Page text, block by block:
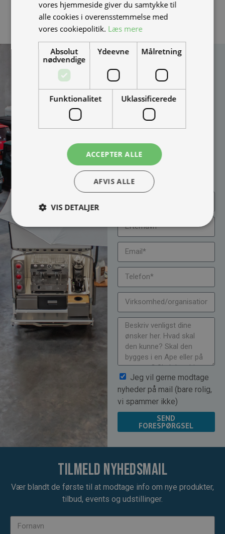
Kan vi hjælpe
dig?
Vi bygger vognene på
bestilling og kan
skræddersy løsningen
100% efter dine behov.
Udfyld formularen og
bliv kontaktet til en snak
om muligheder, priser
mm.
Jeg vil gerne modtage
nyheder på mail (bare rolig,
vi spammer ikke)
SEND
FORESPØRGSEL
Tilmeld nyhedsmail
Vær blandt de første til at modtage info om nye produkter,
tilbud, events og udstillinger.
vores hjemmeside giver du samtykke til
alle cookies i overensstemmelse med
vores cookiepolitik. Læs mere
Absolut
nødvendige
Ydeevne Målretning
Funktionalitet Uklassificerede
ACCEPTER ALLE
AFVIS ALLE
VIS DETALJER